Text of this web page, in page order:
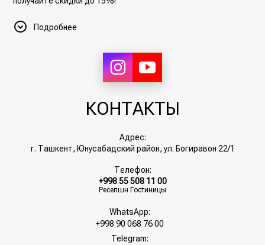
— скидка 15% при накоплении 15 ночей.
Пройдите простую регистрацию в форме бронирования и
скидкой! Номер карты привязан к вашему телефону —
обязательно войдите в аккаунт перед оформлением брони.
Подробнее
КОНТАКТЫ
Адрес:
г. Ташкент, Юнусабадский район, ул. Богиравон 22/1
Телефон:
+998 55 508 11 00
Ресепшн Гостиницы
WhatsApp:
+998 90 068 76 00
Telegram: